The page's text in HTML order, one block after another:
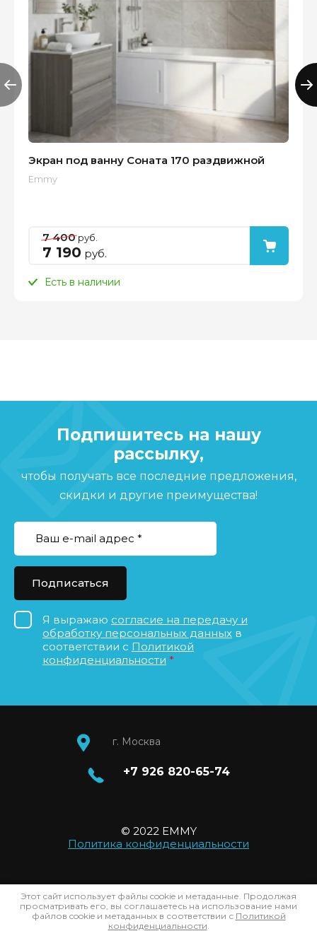
Экран под ванну Соната 170 раздвижной
Emmy
7 400руб.
7 190 руб.
Есть в наличии
Подпишитесь на нашу
рассылку,
чтобы получать все последние предложения,
скидки и другие преимущества!
Я выражаю согласие на передачу и
обработку персональных данных в
соответствии с Политикой
конфиденциальности *
Подписаться
г. Москва
+7 926 820-65-74
© 2022 EMMY
Политика конфиденциальности
Создание,разработка сайта— студия
Мегагрупп.ру.
Этот сайт использует файлы cookie и метаданные. Продолжая
просматривать его, вы соглашаетесь на использование нами
файлов cookie и метаданных в соответствии с Политикой
конфиденциальности.